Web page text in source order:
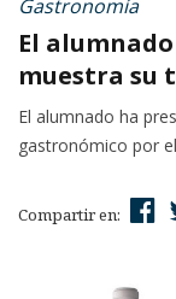
Gastronomía
El
muestra su
El alumnado ha
gastronómico por
Compartir en: